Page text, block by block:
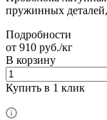
пружинных деталей,
Подробности
от 910 руб./кг
В корзину
Купить в 1 клик